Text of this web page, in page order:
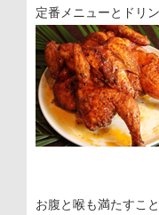
定番メニューとドリ
お腹と喉も満たすこ